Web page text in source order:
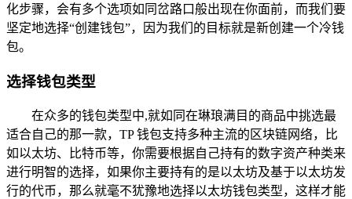
化步骤，会有多个选项如同岔路口般出现在你面前，而我们要
坚定地选择“创建钱包”，因为我们的目标就是新创建一个冷钱
包。
选择钱包类型
在众多的钱包类型中,就如同在琳琅满目的商品中挑选最
适合自己的那一款，TP 钱包支持多种主流的区块链网络，比
如以太坊、比特币等，你需要根据自己持有的数字资产种类来
进行明智的选择，如果你主要持有的是以太坊及基于以太坊发
行的代币，那么就毫不犹豫地选择以太坊钱包类型，这样才能